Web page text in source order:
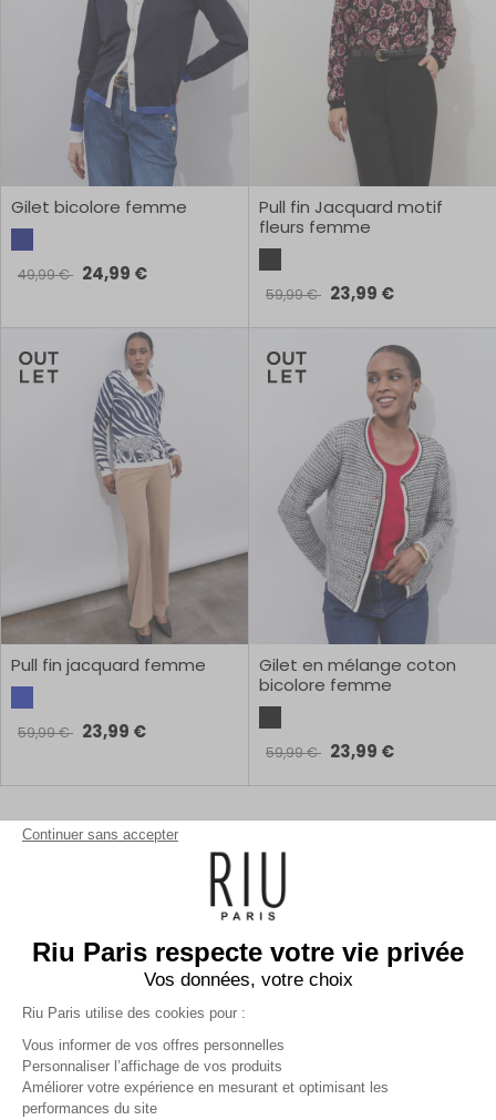
Gilet bicolore femme
49,99 € 24,99 €
Pull fin Jacquard motif
fleurs femme
59,99 € 23,99 €
Pull fin jacquard femme
59,99 € 23,99 €
Gilet en mélange coton
bicolore femme
59,99 € 23,99 €
Inscrivez-vous à la newsletter !
Continuer sans accepter
Riu Paris respecte votre vie privée
Vos données, votre choix
Riu Paris utilise des cookies pour :
Vous informer de vos offres personnelles
Personnaliser l’affichage de vos produits
Améliorer votre expérience en mesurant et optimisant les
performances du site